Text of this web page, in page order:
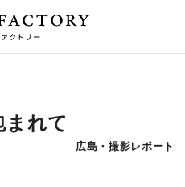
まれて
広島・撮影レポート